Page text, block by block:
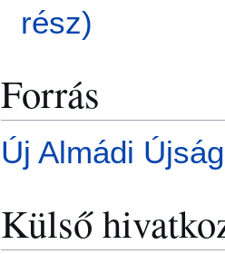
rész)
Forrás
Új Almádi Újság
Külső